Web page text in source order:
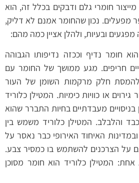
חומרי גלם ודבקים בכלל זה, הוא
מפעלים. נכון שהחומר אמנם לא דליק,
ובעיות, ולהלן אציין כמה מהם:
חומר נדיף וככזה נדיפותו הגבוהה
חריפים. מגע ממושך של החומר עם
להמסת חלק מרקמות השומן של העור
גירוים או כוויות כימיות. המטילן כלוריד
מעבדתיים בחיות התברר שהוא
והלבלב. המטילן כלוריד משמש בין
האיחוד האירופי כבר נאסר על
על הצרכנים להשתמש בו כמסיר צבע.
המטילן כלוריד הוא חומר מסוכן